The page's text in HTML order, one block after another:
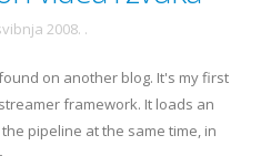
2008. .
on another blog. It's my first
framework. It loads an
pipeline at the same time, in